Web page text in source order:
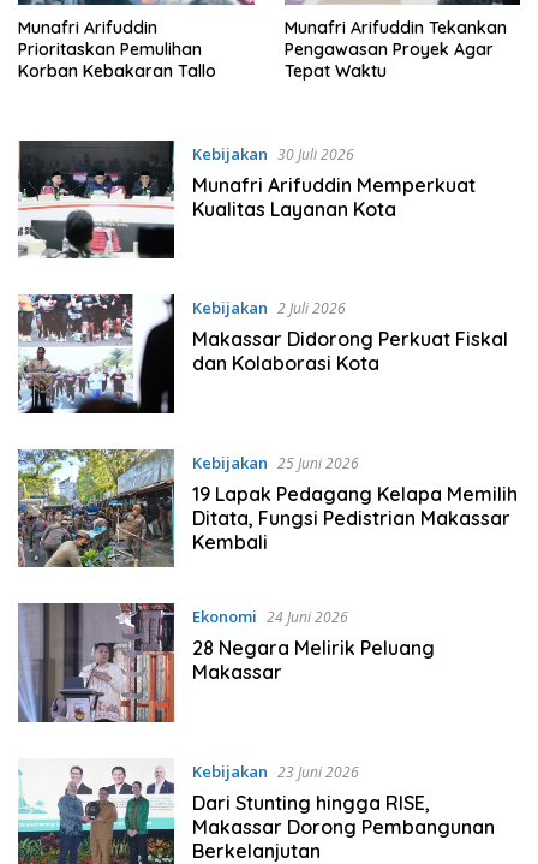
Munafri Arifuddin
Prioritaskan Pemulihan
Korban Kebakaran Tallo
Munafri Arifuddin Tekankan
Pengawasan Proyek Agar
Tepat Waktu
Kebijakan 30 Juli 2026
Munafri Arifuddin Memperkuat
Kualitas Layanan Kota
Kebijakan 2 Juli 2026
Makassar Didorong Perkuat Fiskal
dan Kolaborasi Kota
Kebijakan 25 Juni 2026
19 Lapak Pedagang Kelapa Memilih
Ditata, Fungsi Pedistrian Makassar
Kembali
Ekonomi 24 Juni 2026
28 Negara Melirik Peluang
Makassar
Kebijakan 23 Juni 2026
Dari Stunting hingga RISE,
Makassar Dorong Pembangunan
Berkelanjutan